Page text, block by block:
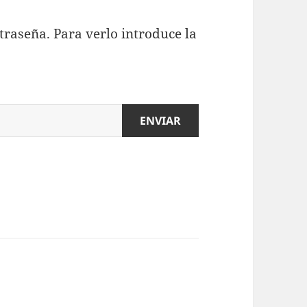
Para verlo introduce la